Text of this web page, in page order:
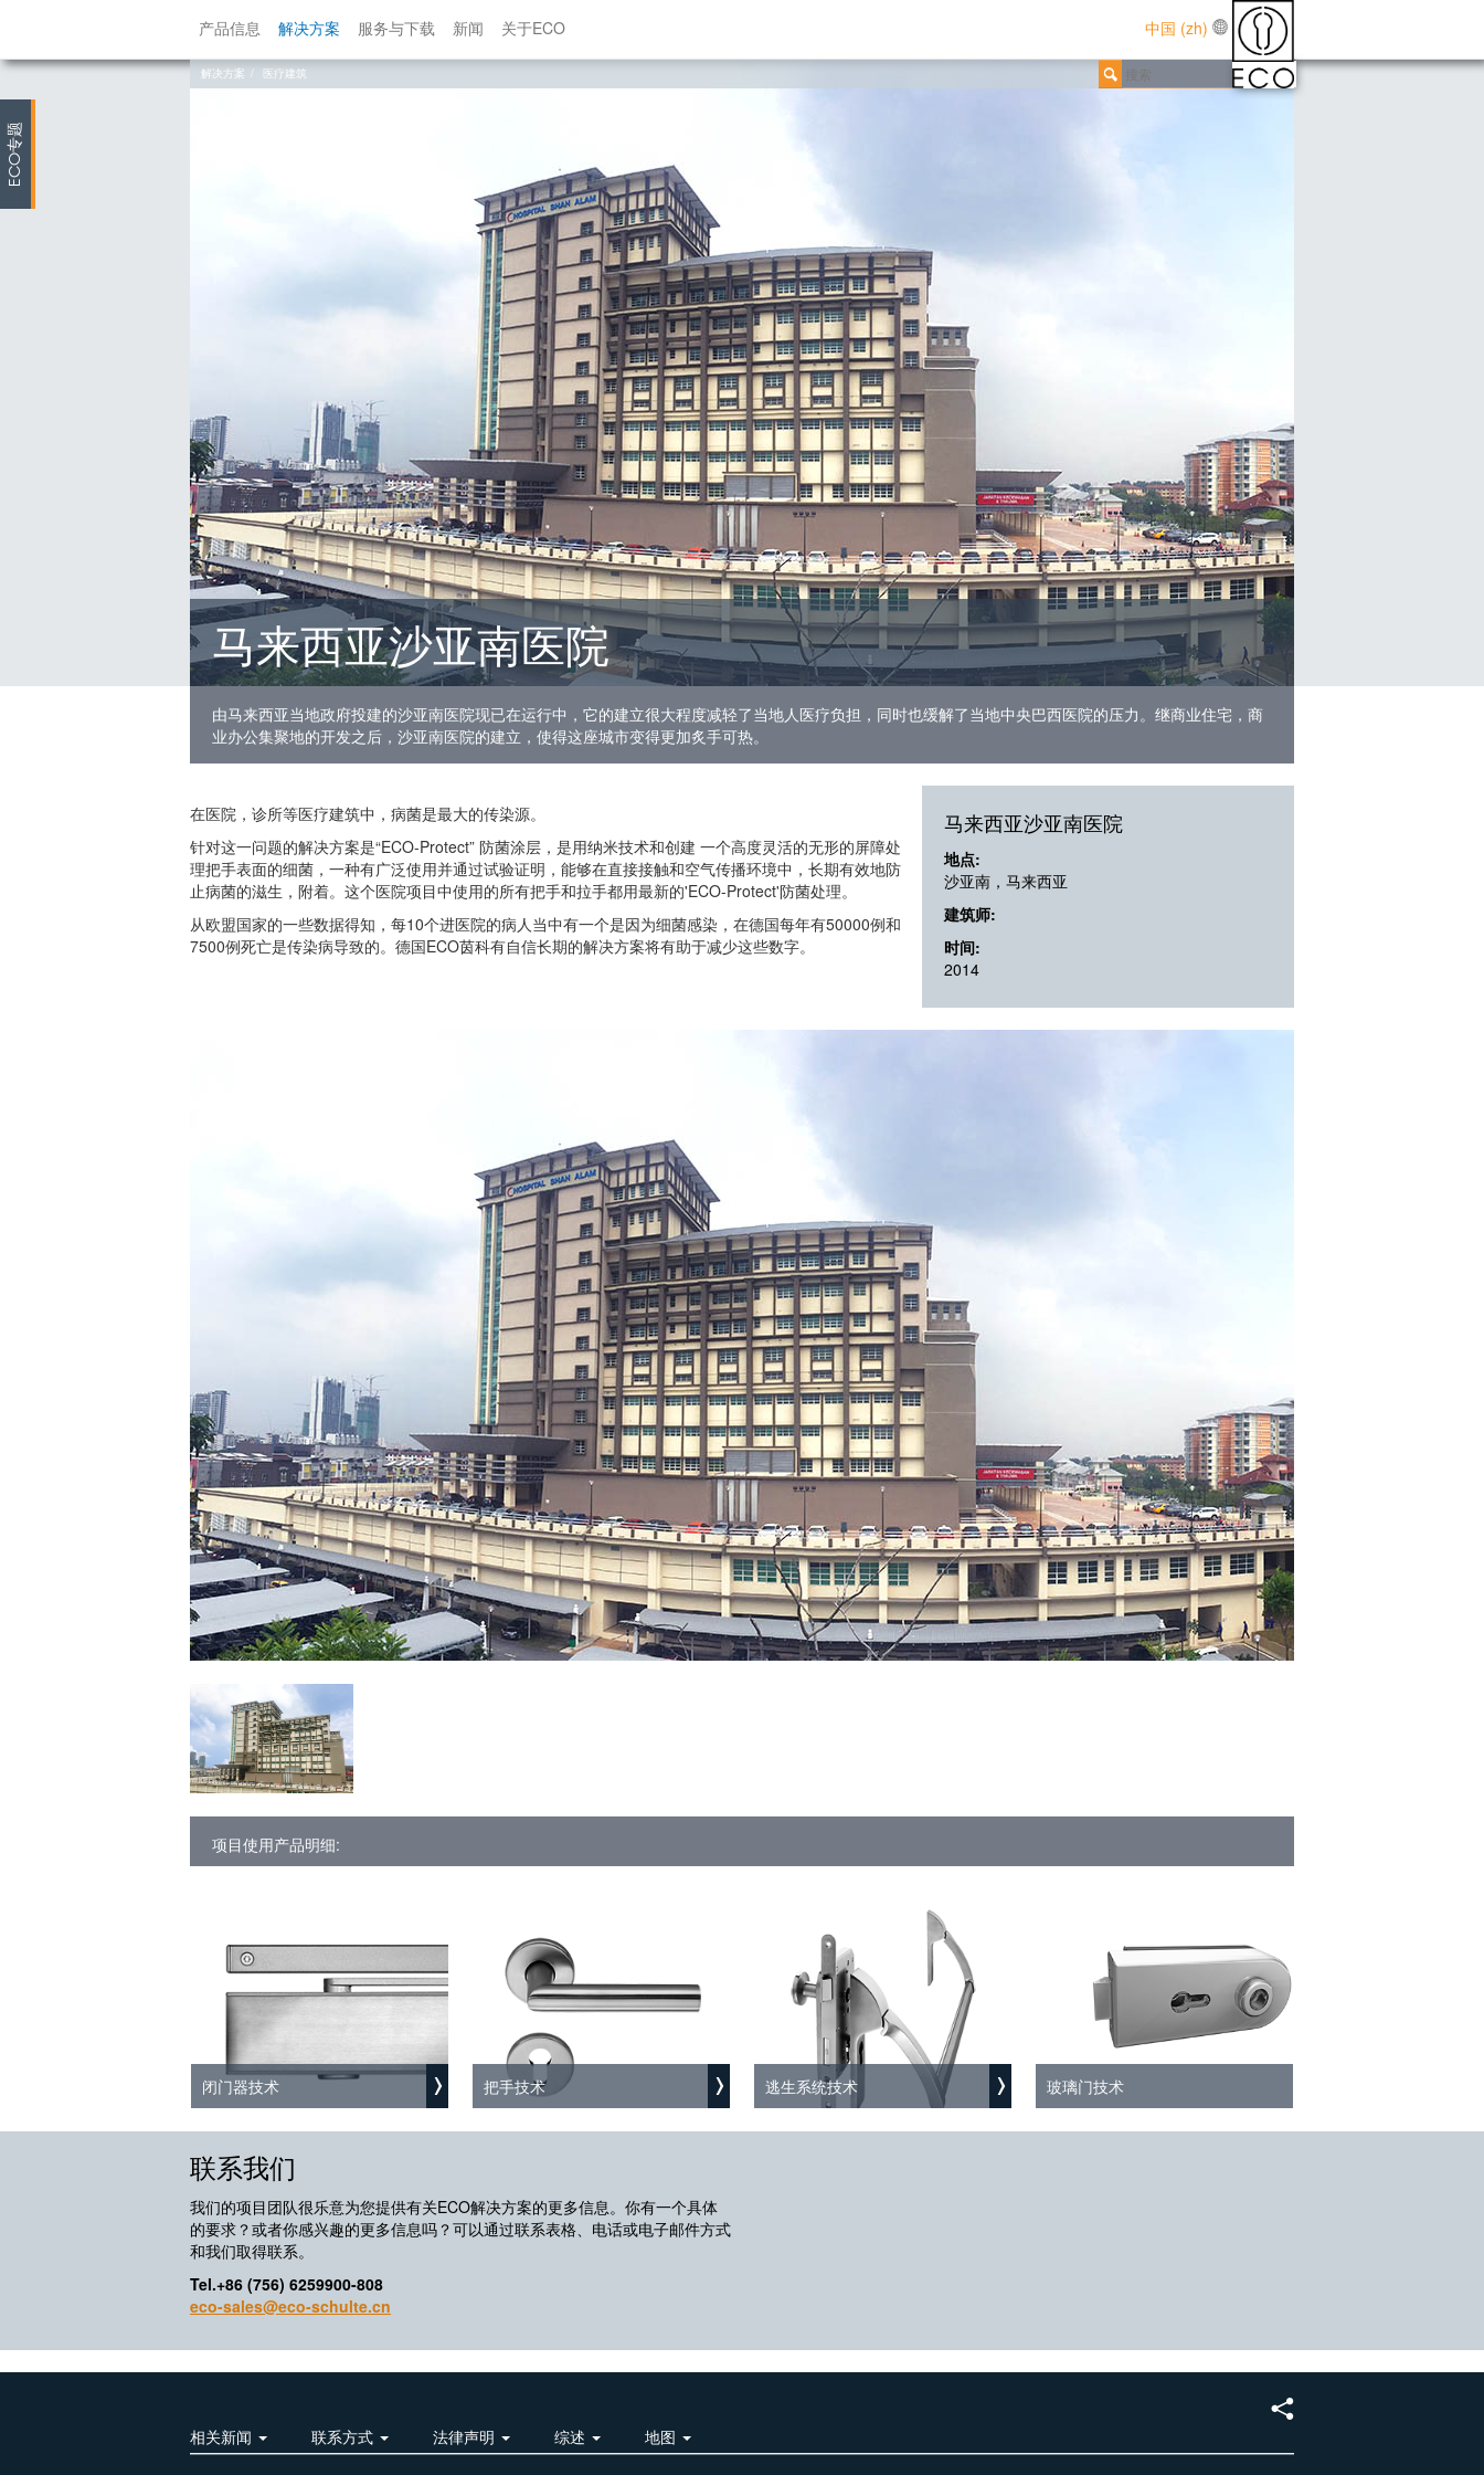
ECO
专题
产品信息 解决方案 服务与下载 新闻 关于ECO 中国 (zh)
解决方案 医疗建筑
马来西亚沙亚南医院
由马来西亚当地政府投建的沙亚南医院现已在运行中，它的建立很大程度减轻了当地人医疗负担，同时也缓解了当地中央巴西医院的压力。继商业住宅，商
业办公集聚地的开发之后，沙亚南医院的建立，使得这座城市变得更加炙手可热。
在医院，诊所等医疗建筑中，病菌是最大的传染源。
针对这一问题的解决方案是“ECO-Protect” 防菌涂层，是用纳米技术和创建 一个高度灵活的无形的屏障处
理把手表面的细菌，一种有广泛使用并通过试验证明，能够在直接接触和空气传播环境中，长期有效地防
止病菌的滋生，附着。这个医院项目中使用的所有把手和拉手都用最新的'ECO-Protect'防菌处理。
从欧盟国家的一些数据得知，每10个进医院的病人当中有一个是因为细菌感染，在德国每年有50000例和
7500例死亡是传染病导致的。德国ECO茵科有自信长期的解决方案将有助于减少这些数字。
马来西亚沙亚南医院
地点:
沙亚南，马来西亚
建筑师:
时间:
2014
项目使用产品明细:
闭门器技术 把手技术 逃生系统技术 玻璃门技术
联系我们
我们的项目团队很乐意为您提供有关ECO解决方案的更多信息。你有一个具体
的要求？或者你感兴趣的更多信息吗？可以通过联系表格、电话或电子邮件方式
和我们取得联系。
Tel.+86 (756) 6259900-808
eco-sales@eco-schulte.cn
相关新闻 联系方式 法律声明 综述 地图